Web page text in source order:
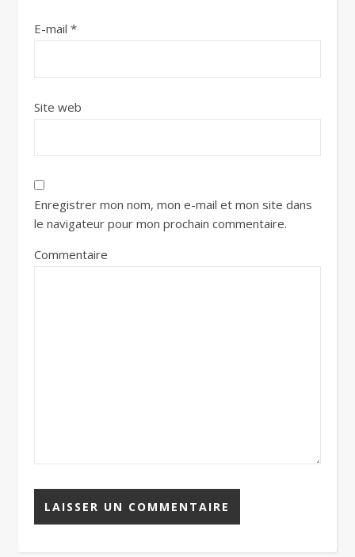
E-mail *
Site web
Enregistrer mon nom, mon e-mail et mon site dans
le navigateur pour mon prochain commentaire.
Commentaire